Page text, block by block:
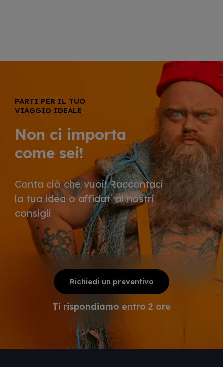
PARTI PER IL TUO
VIAGGIO IDEALE
Non ci importa
come sei!
Conta ciò che vuoi! Raccontaci
la tua idea o affidati ai nostri
consigli
Richiedi un preventivo
Ti rispondiamo entro 2 ore